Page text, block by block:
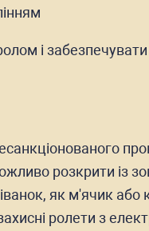
і забезпечувати
розкрити із
як м'ячик або
ролети з